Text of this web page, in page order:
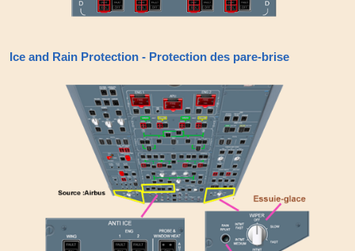
Ice and Rain Protection - Protection des pare-brise